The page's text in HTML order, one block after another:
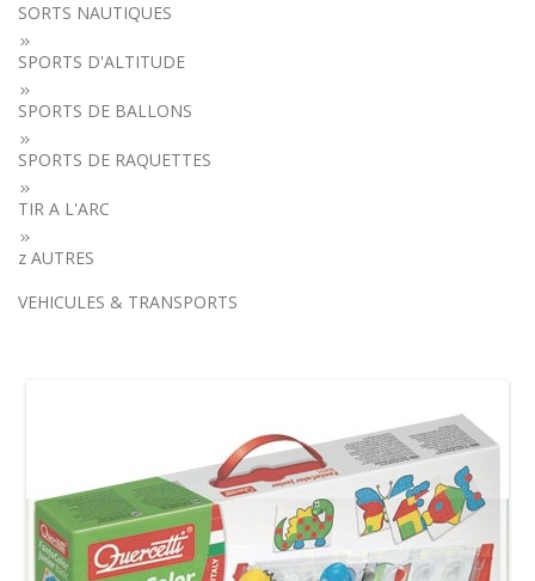
SORTS NAUTIQUES
SPORTS D'ALTITUDE
SPORTS DE BALLONS
SPORTS DE RAQUETTES
TIR A L'ARC
z AUTRES
VEHICULES & TRANSPORTS